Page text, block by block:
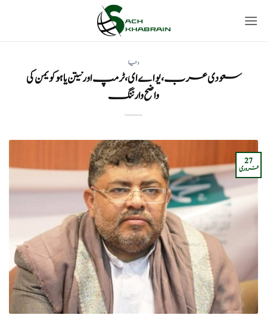
دنیا
سعودی عرب، یو اے ای، ٹرمپ اور نیتن یاہو کو یمن کی
واضح وارننگ
27
فروری